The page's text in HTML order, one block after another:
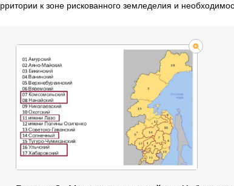
к зоне рискованного земледелия и